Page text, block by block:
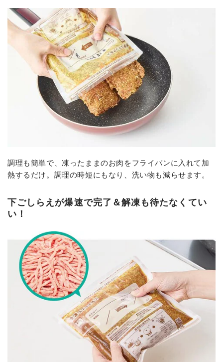
調理も簡単で、凍ったままのお肉をフライパンに入れて加
熱するだけ。調理の時短にもなり、洗い物も減らせます。
下ごしらえが爆速で完了＆解凍も待たなくてい
い！